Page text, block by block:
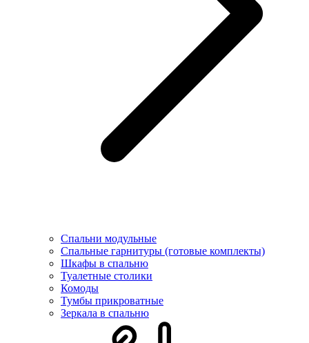
Спальни модульные
Спальные гарнитуры (готовые комплекты)
Шкафы в спальню
Туалетные столики
Комоды
Тумбы прикроватные
Зеркала в спальню